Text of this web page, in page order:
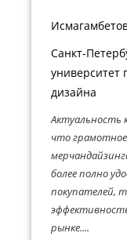
Санкт-
дизайна
Актуальность
что
более полно
покупателей,
рынке....